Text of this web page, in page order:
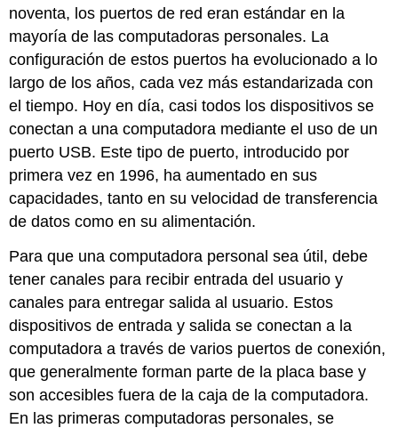
noventa, los puertos de red eran estándar en la
mayoría de las computadoras personales. La
configuración de estos puertos ha evolucionado a lo
largo de los años, cada vez más estandarizada con
el tiempo. Hoy en día, casi todos los dispositivos se
conectan a una computadora mediante el uso de un
puerto USB. Este tipo de puerto, introducido por
primera vez en 1996, ha aumentado en sus
capacidades, tanto en su velocidad de transferencia
de datos comoen sualimentación.
Para que una computadora personal sea útil, debe
tener canales para recibir entrada del usuario y
canales para entregar salida al usuario. Estos
dispositivos de entrada y salida se conectan a la
computadora a través de varios puertos de conexión,
que generalmente forman parte de la placa base y
son accesibles fuera de la caja de la computadora.
En las primeras computadoras personales, se